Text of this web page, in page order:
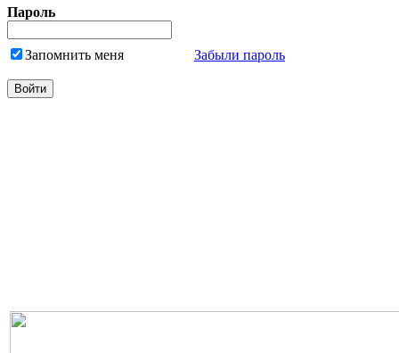
Пароль
Запомнить меня Забыли пароль